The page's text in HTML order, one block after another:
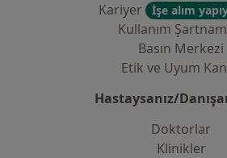
Kariyer
İşe alım
Kullanım
Basın Merkezi
Etik ve Uyum
Hastaysanız/
Doktorlar
Klinikler